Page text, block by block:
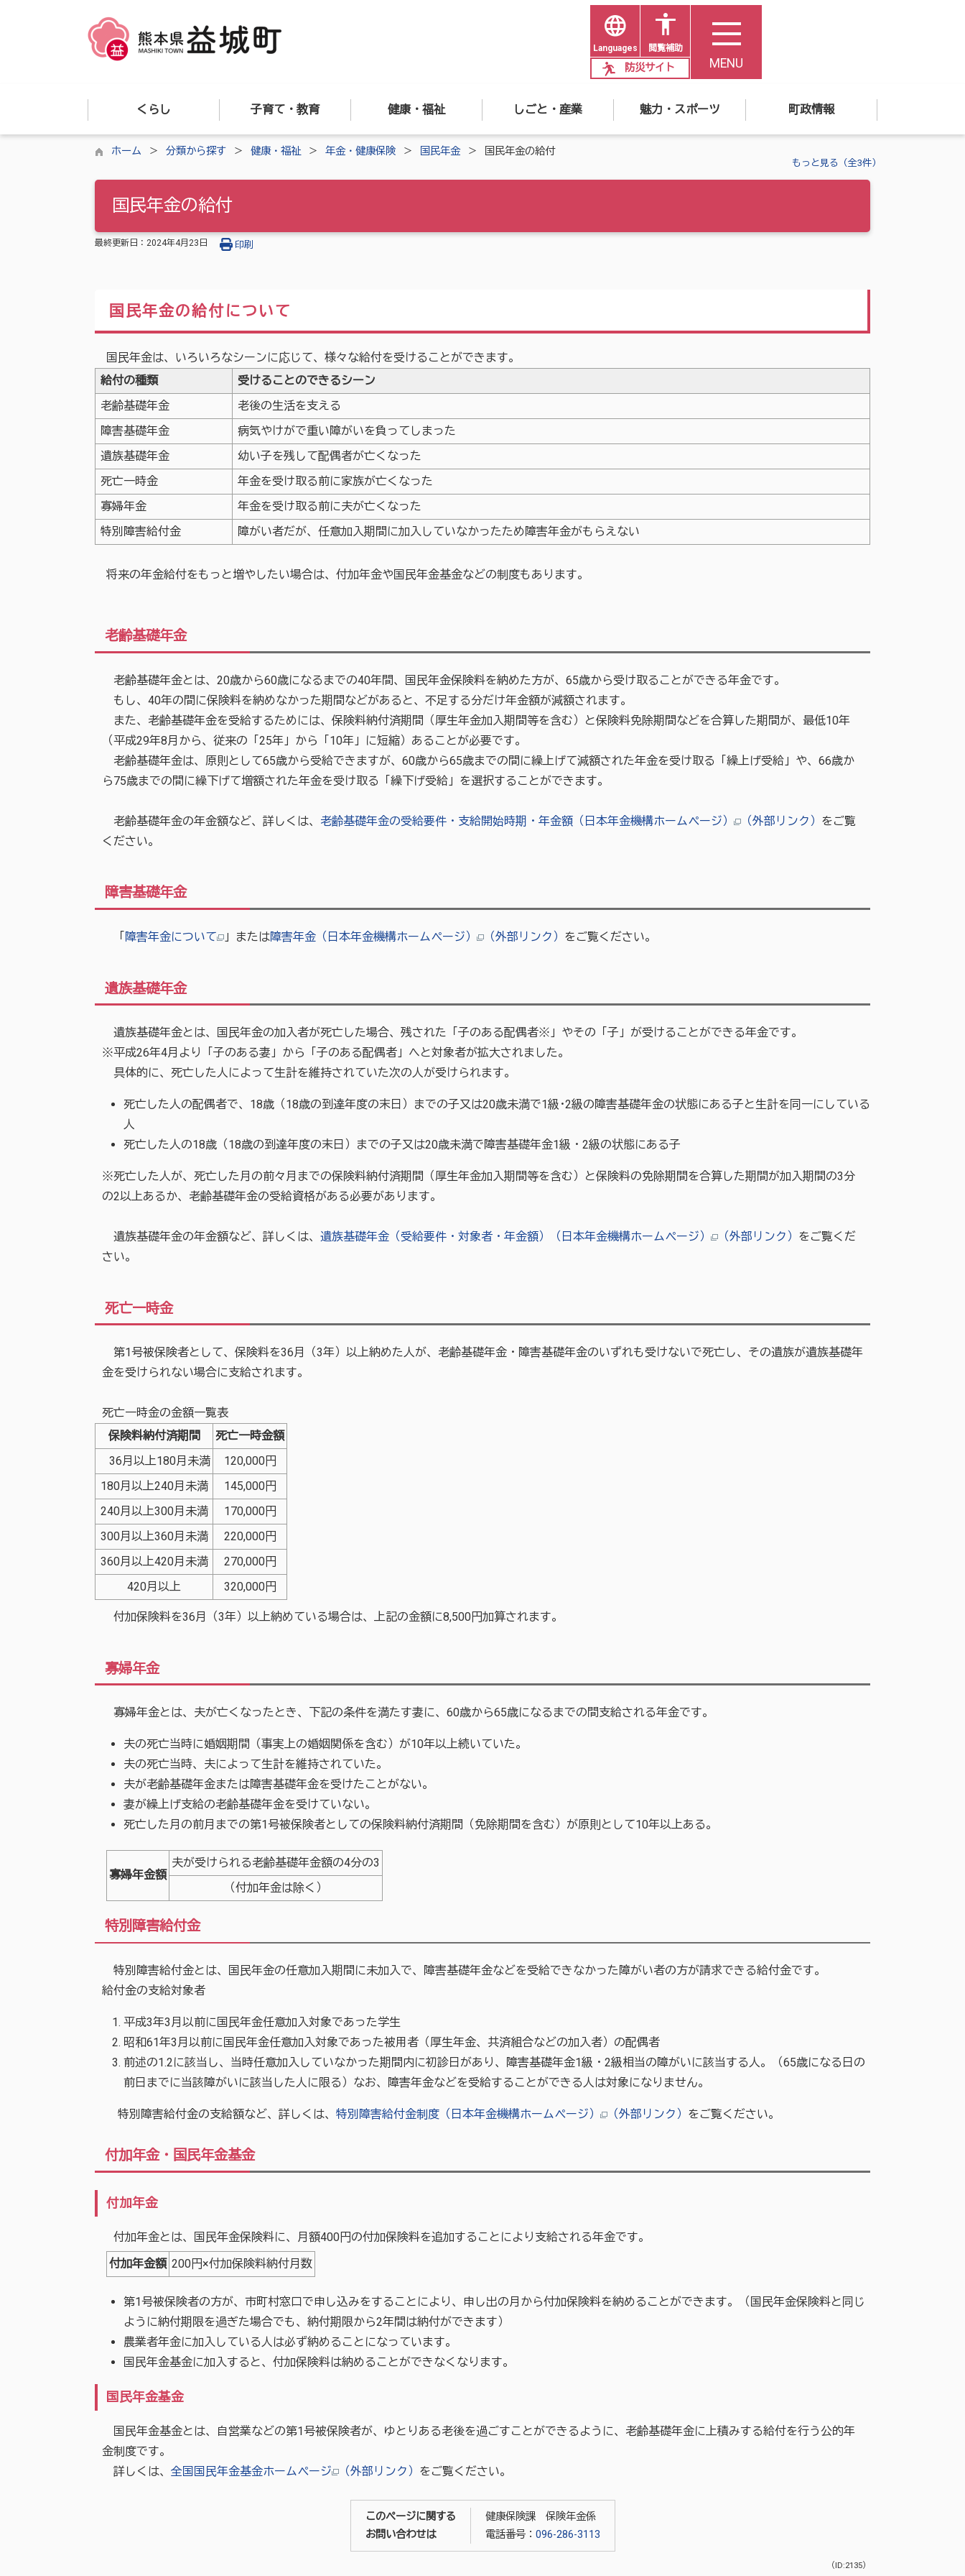
Languages 閲覧補助
防災サイト MENU
くらし 子育て・教育 健康・福祉 しごと・産業 魅力・スポーツ 町政情報
ホーム 分類から探す 健康・福祉 年金・健康保険 国民年金 国民年金の給付
もっと見る（全3件）
国民年金の給付
最終更新日： 2024年4月23日 印刷
国民年金の給付について
国民年金は、いろいろなシーンに応じて、様々な給付を受けることができます。
給付の種類
受けることのできるシーン
老齢基礎年金
老後の生活を支える
障害基礎年金
病気やけがで重い障がいを負ってしまった
遺族基礎年金
幼い子を残して配偶者が亡くなった
死亡一時金
年金を受け取る前に家族が亡くなった
寡婦年金
年金を受け取る前に夫が亡くなった
特別障害給付金
障がい者だが、任意加入期間に加入していなかったため障害年金がもらえない
将来の年金給付をもっと増やしたい場合は、付加年金や国民年金基金などの制度もあります。
老齢基礎年金
老齢基礎年金とは、20歳から60歳になるまでの40年間、国民年金保険料を納めた方が、65歳から受け取ることができる年金です。
もし、40年の間に保険料を納めなかった期間などがあると、不足する分だけ年金額が減額されます。
また、老齢基礎年金を受給するためには、保険料納付済期間（厚生年金加入期間等を含む）と保険料免除期間などを合算した期間が、最低10年
（平成29年8月から、従来の「25年」から「10年」に短縮）あることが必要です。
老齢基礎年金は、原則として65歳から受給できますが、60歳から65歳までの間に繰上げて減額された年金を受け取る「繰上げ受給」や、66歳か
ら75歳までの間に繰下げて増額された年金を受け取る「繰下げ受給」を選択することができます。
老齢基礎年金の年金額など、詳しくは、 老齢基礎年金の受給要件・支給開始時期・年金額（日本年金機構ホームページ） （外部リンク） をご覧
ください。
障害基礎年金
「 障害年金について 」または障害年金（日本年金機構ホームページ） （外部リンク） をご覧ください。
遺族基礎年金
遺族基礎年金とは、国民年金の加入者が死亡した場合、残された「子のある配偶者※」やその「子」が受けることができる年金です。
※平成26年4月より「子のある妻」から「子のある配偶者」へと対象者が拡大されました。
具体的に、死亡した人によって生計を維持されていた次の人が受けられます。
死亡した人の配偶者で、18歳（18歳の到達年度の末日）までの子又は20歳未満で1級･2級の障害基礎年金の状態にある子と生計を同一にしている
人
死亡した人の18歳（18歳の到達年度の末日）までの子又は20歳未満で障害基礎年金1級・2級の状態にある子
※死亡した人が、死亡した月の前々月までの保険料納付済期間（厚生年金加入期間等を含む）と保険料の免除期間を合算した期間が加入期間の3分
の2以上あるか、老齢基礎年金の受給資格がある必要があります。
遺族基礎年金の年金額など、詳しくは、 遺族基礎年金（受給要件・対象者・年金額）（日本年金機構ホームページ） （外部リンク） をご覧くだ
さい。
死亡一時金
第1号被保険者として、保険料を36月（3年）以上納めた人が、老齢基礎年金・障害基礎年金のいずれも受けないで死亡し、その遺族が遺族基礎年
金を受けられない場合に支給されます。
死亡一時金の金額一覧表
保険料納付済期間
死亡一時金額
36月以上180月未満
120,000円
180月以上240月未満
145,000円
240月以上300月未満
170,000円
300月以上360月未満
220,000円
360月以上420月未満
270,000円
420月以上
320,000円
付加保険料を36月（3年）以上納めている場合は、上記の金額に8,500円加算されます。
寡婦年金
寡婦年金とは、夫が亡くなったとき、下記の条件を満たす妻に、60歳から65歳になるまでの間支給される年金です。
夫の死亡当時に婚姻期間（事実上の婚姻関係を含む）が10年以上続いていた。
夫の死亡当時、夫によって生計を維持されていた。
夫が老齢基礎年金または障害基礎年金を受けたことがない。
妻が繰上げ支給の老齢基礎年金を受けていない。
死亡した月の前月までの第1号被保険者としての保険料納付済期間（免除期間を含む）が原則として10年以上ある。
寡婦年金額
夫が受けられる老齢基礎年金額の4分の3
（付加年金は除く）
特別障害給付金
特別障害給付金とは、国民年金の任意加入期間に未加入で、障害基礎年金などを受給できなかった障がい者の方が請求できる給付金です。
給付金の支給対象者
平成3年3月以前に国民年金任意加入対象であった学生
昭和61年3月以前に国民年金任意加入対象であった被用者（厚生年金、共済組合などの加入者）の配偶者
前述の1.2に該当し、当時任意加入していなかった期間内に初診日があり、障害基礎年金1級・2級相当の障がいに該当する人。（65歳になる日の
前日までに当該障がいに該当した人に限る）なお、障害年金などを受給することができる人は対象になりません。
特別障害給付金の支給額など、詳しくは、 特別障害給付金制度（日本年金機構ホームページ） （外部リンク） をご覧ください。
付加年金・国民年金基金
付加年金
付加年金とは、国民年金保険料に、月額400円の付加保険料を追加することにより支給される年金です。
付加年金額 200円×付加保険料納付月数
第1号被保険者の方が、市町村窓口で申し込みをすることにより、申し出の月から付加保険料を納めることができます。（国民年金保険料と同じ
ように納付期限を過ぎた場合でも、納付期限から2年間は納付ができます）
農業者年金に加入している人は必ず納めることになっています。
国民年金基金に加入すると、付加保険料は納めることができなくなります。
国民年金基金
国民年金基金とは、自営業などの第1号被保険者が、ゆとりある老後を過ごすことができるように、老齢基礎年金に上積みする給付を行う公的年
金制度です。
詳しくは、 全国国民年金基金ホームページ （外部リンク） をご覧ください。
このページに関する
お問い合わせは
健康保険課 保険年金係
電話番号： 096-286-3113
（ID:2135）